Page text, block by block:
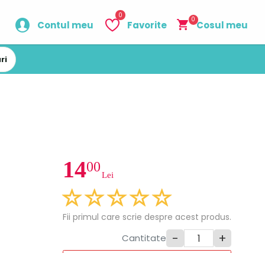
Contul meu Favorite
0
Cosul meu
0
1400
Lei
Fii primul care scrie despre acest produs.
Cantitate - +